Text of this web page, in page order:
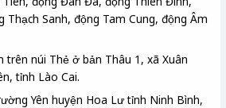
Thạch Sanh, động Tam Cung, động Âm
trên núi Thẻ ở bản Thâu 1, xã Xuân
tỉnh Lào Cai.
Yên huyện Hoa Lư tỉnh Ninh Bình,